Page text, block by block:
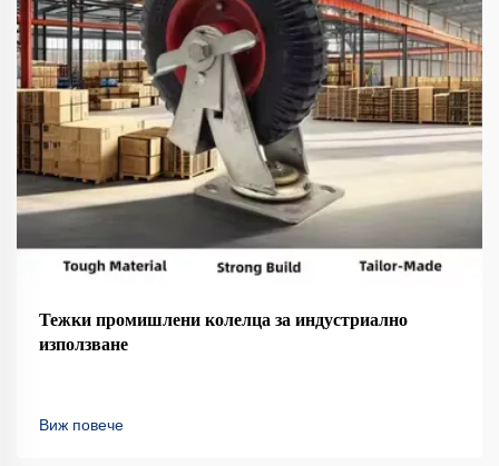
Тежки промишлени колелца за индустриално
използване
Виж повече